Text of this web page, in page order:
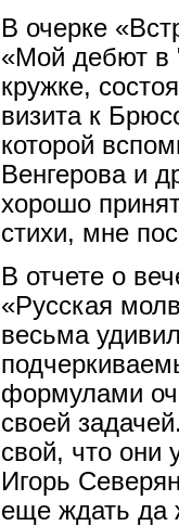
В очерке
«Мой дебют в
кружке,
визита к
которой
Венгерова и
хорошо
стихи, мне
В отчете о
«Русская
весьма
формулами
своей
свой, что
Игорь
еще ждать да